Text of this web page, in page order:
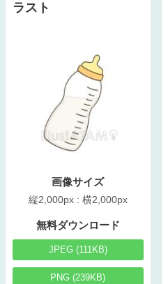
ラスト
画像サイズ
縦2,000px : 横2,000px
無料ダウンロード
JPEG (111KB)
PNG (239KB)